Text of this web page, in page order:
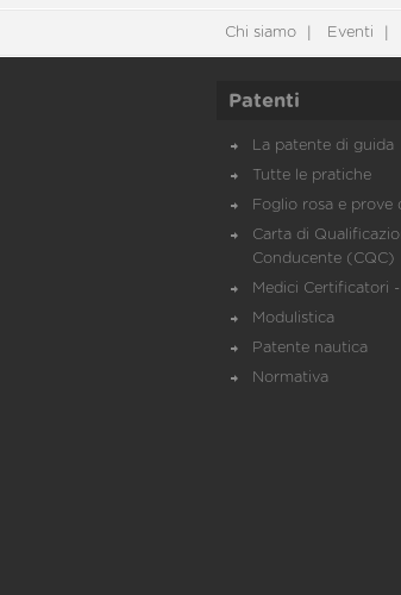
Chi siamo Eventi
Patenti
La patente di guida
Tutte le pratiche
Foglio rosa e prove
Carta di
Conducente (CQC)
Medici Certificatori
Modulistica
Patente nautica
Normativa